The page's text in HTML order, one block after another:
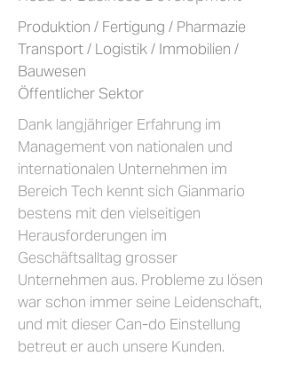
Produktion / Fertigung / Pharmazie
Transport / Logistik / Immobilien /
Bauwesen
Öffentlicher Sektor
Dank langjähriger Erfahrung im
Management von nationalen und
internationalen Unternehmen im
Bereich Tech kennt sich Gianmario
bestens mit den vielseitigen
Herausforderungen im
Geschäftsalltag grosser
Unternehmen aus. Probleme zu lösen
war schon immer seine Leidenschaft,
und mit dieser Can-do Einstellung
betreut er auch unsere Kunden.